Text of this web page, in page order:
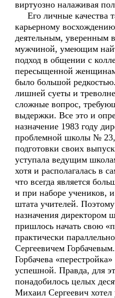
виртуозно налаживая
Его личные качества
карьерному
деятельным, уверенным
мужчиной, умеющим
подход в общении с
пересыщенной
было большой
лишней суеты и
сложные вопрос,
выдержки. Все это и
назначение 1983 году
проблемной школы №
подготовки своих
уступала ведущим
хотя и располагалась в
что всегда является
и при наборе учеников,
штата учителей. Поэтому
назначения директором
пришлось начать свою
практически
Сергеевичем
Горбачева
успешной. Правда, для
понадобилось целых
Михаил Сергеевич хотел